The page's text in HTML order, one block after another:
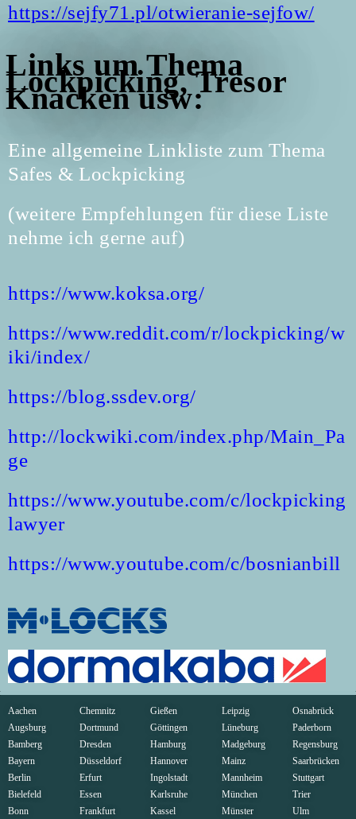
https://sejfy71.pl/otwieranie-sejfow/
Links um Thema
Lockpicking, Tresor
Knacken usw:
Eine allgemeine Linkliste zum Thema
Safes & Lockpicking
(weitere Empfehlungen für diese Liste
nehme ich gerne auf)
https://www.koksa.org/
https://www.reddit.com/r/lockpicking/w
iki/index/
https://blog.ssdev.org/
http://lockwiki.com/index.php/Main_Pa
ge
https://www.youtube.com/c/lockpicking
lawyer
https://www.youtube.com/c/bosnianbill
Aachen
Augsburg
Bamberg
Bayern
Berlin
Bielefeld
Bonn
Chemnitz
Dortmund
Dresden
Düsseldorf
Erfurt
Essen
Frankfurt
Gießen
Göttingen
Hamburg
Hannover
Ingolstadt
Karlsruhe
Kassel
Leipzig
Lüneburg
Madgeburg
Mainz
Mannheim
München
Münster
Osnabrück
Paderborn
Regensburg
Saarbrücken
Stuttgart
Trier
Ulm